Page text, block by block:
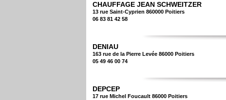
CHAUFFAGE JEAN SCHWEITZER
13 rue Saint-Cyprien 860000 Poitiers
06 83 81 42 58
DENIAU
163 rue de la Pierre Levée 86000 Poitiers
05 49 46 00 74
DEPCEP
17 rue Michel Foucault 86000 Poitiers